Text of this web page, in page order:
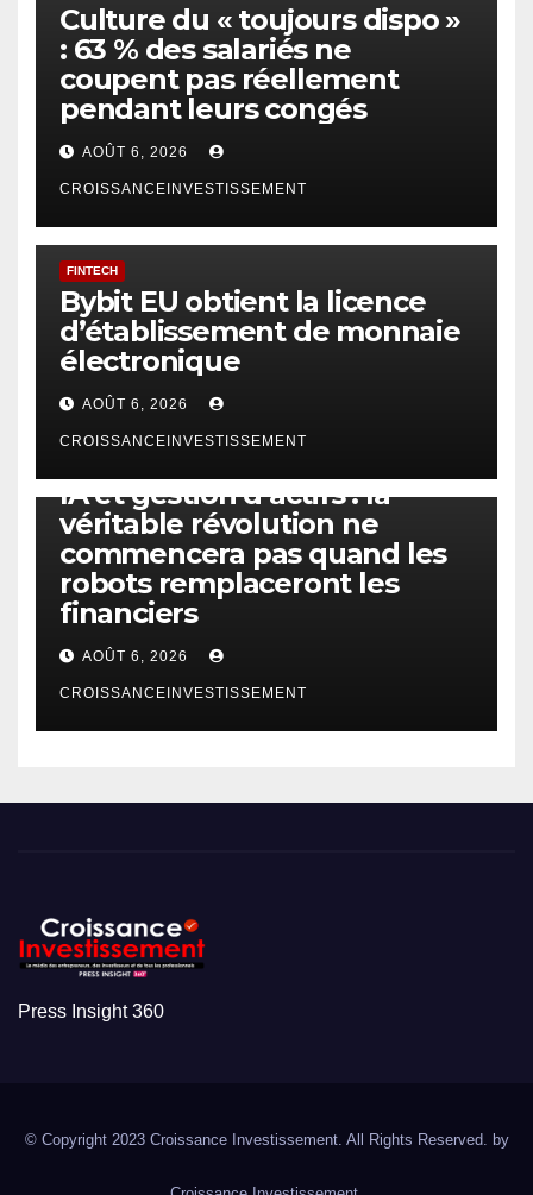
Culture du « toujours dispo »
: 63 % des salariés ne
coupent pas réellement
pendant leurs congés
AOÛT 6, 2026
CROISSANCEINVESTISSEMENT
FINTECH
Bybit EU obtient la licence
d’établissement de monnaie
électronique
AOÛT 6, 2026
CROISSANCEINVESTISSEMENT
IA et gestion d’actifs : la
véritable révolution ne
commencera pas quand les
robots remplaceront les
financiers
AOÛT 6, 2026
CROISSANCEINVESTISSEMENT
Press Insight 360
© Copyright 2023 Croissance Investissement. All Rights Reserved. by